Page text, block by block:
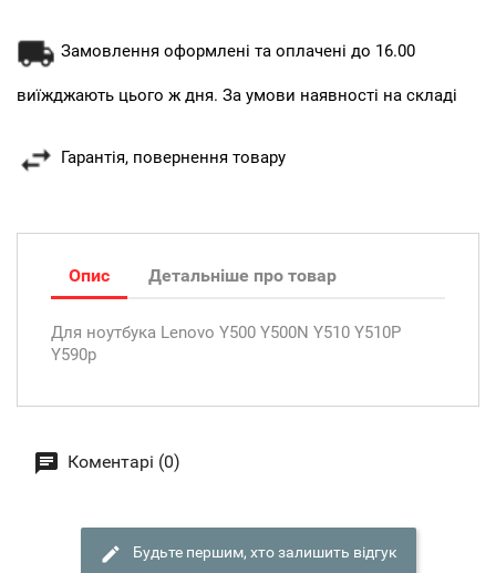
Замовлення оформлені та оплачені до 16.00
виїжджають цього ж дня. За умови наявності на складі
Гарантія, повернення товару
Опис Детальніше про товар
Для ноутбука Lenovo Y500 Y500N Y510 Y510P
Y590р
Коментарі (0)
Будьте першим, хто залишить відгук